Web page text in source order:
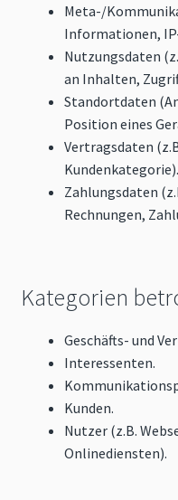
Meta-/
Informationen,
Nutzungsdaten
an Inhalten,
Standortdaten
Position eines
Vertragsdaten
Kundenkategorie).
Zahlungsdaten
Rechnungen,
Kategorien
Geschäfts- und
Interessenten.
Kunden.
Nutzer (z.B.
Onlinediensten).